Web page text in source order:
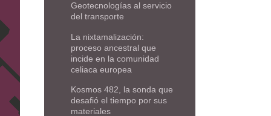
Geotecnologías al servicio
del transporte
La nixtamalización:
proceso ancestral que
incide en la comunidad
celiaca europea
Kosmos 482, la sonda que
desafió el tiempo por sus
materiales